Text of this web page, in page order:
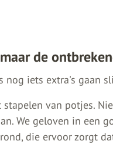
de
nog iets extra's gaan
van potjes.
We geloven in een
die ervoor zorgt